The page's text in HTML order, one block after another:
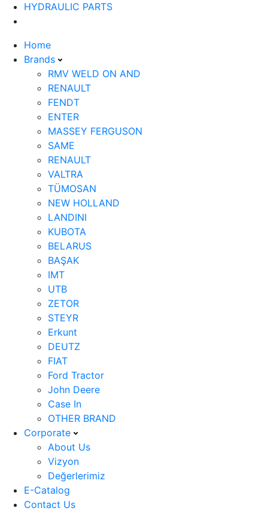
HYDRAULIC PARTS
Home
Brands
RMV WELD ON AND
RENAULT
FENDT
ENTER
MASSEY FERGUSON
SAME
RENAULT
VALTRA
TÜMOSAN
NEW HOLLAND
LANDINI
KUBOTA
BELARUS
BAŞAK
IMT
UTB
ZETOR
STEYR
Erkunt
DEUTZ
FIAT
Ford Tractor
John Deere
Case In
OTHER BRAND
Corporate
About Us
Vizyon
Değerlerimiz
E-Catalog
Contact Us